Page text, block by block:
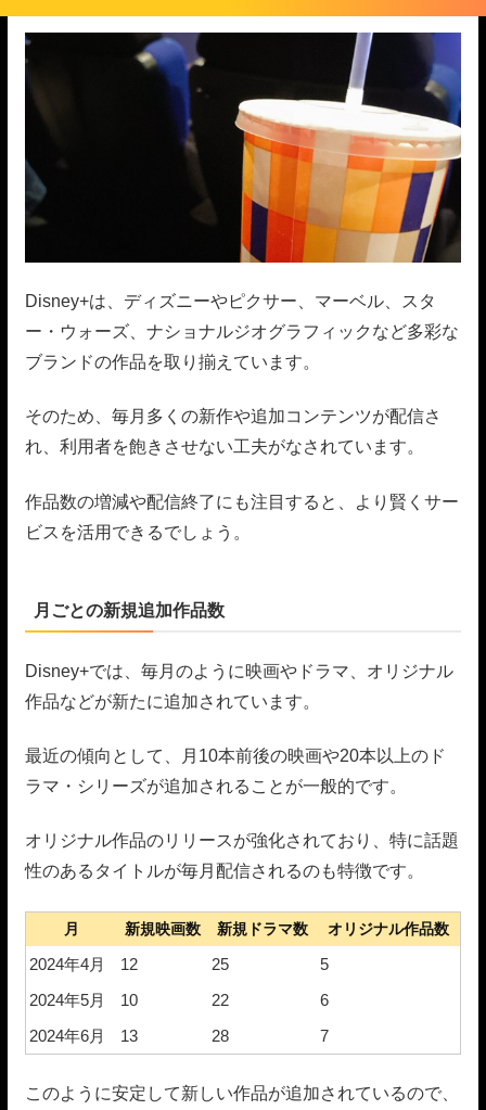
Disney+は、ディズニーやピクサー、マーベル、スタ
ー・ウォーズ、ナショナルジオグラフィックなど多彩な
ブランドの作品を取り揃えています。
そのため、毎月多くの新作や追加コンテンツが配信さ
れ、利用者を飽きさせない工夫がなされています。
作品数の増減や配信終了にも注目すると、より賢くサー
ビスを活用できるでしょう。
月ごとの新規追加作品数
Disney+では、毎月のように映画やドラマ、オリジナル
作品などが新たに追加されています。
最近の傾向として、月10本前後の映画や20本以上のド
ラマ・シリーズが追加されることが一般的です。
オリジナル作品のリリースが強化されており、特に話題
性のあるタイトルが毎月配信されるのも特徴です。
月 新規映画数 新規ドラマ数 オリジナル作品数
2024年4月 12 25
5
2024年5月
10 22
6
2024年6月
13 28 7
このように安定して新しい作品が追加されているので、